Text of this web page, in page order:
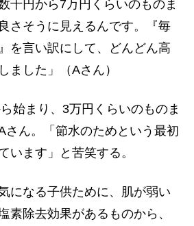
千円から7万円くらいのものま
さそうに見えるんです。『毎
を言い訳にして、どんどん高
ました」（Aさん）
始まり、3万円くらいのものま
さん。「節水のためという最初
います」と苦笑する。
になる子供ために、肌が弱い
除去効果があるものから、